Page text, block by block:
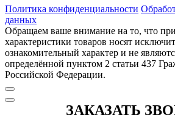
Политика конфиденциальности
данных
Обращаем ваше внимание на то, что
характеристики товаров носят
ознакомительный характер и не
определённой пунктом 2 статьи 437
Российской Федерации.
ЗАКАЗАТЬ